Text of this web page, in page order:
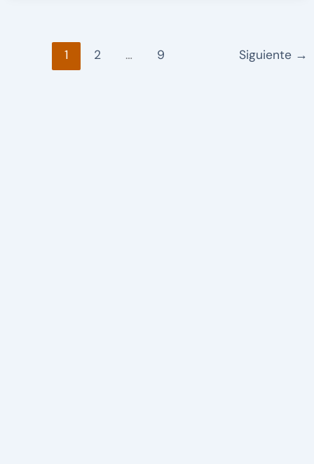
1 2 … 9 Siguiente →